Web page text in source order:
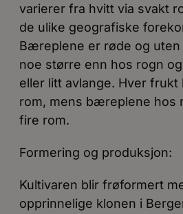
varierer fra hvitt via svakt
de ulike geografiske
Bæreplene er røde og
noe større enn hos rogn
eller litt avlange. Hver frukt
rom, mens bæreplene hos
fire rom.
Formering og produksjon:
Kultivaren blir frøformert
opprinnelige klonen i